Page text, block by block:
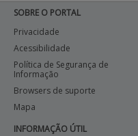
SOBRE O PORTAL
Privacidade
Acessibilidade
Política de Segurança de
Informação
Browsers de suporte
Mapa
INFORMAÇÃO ÚTIL